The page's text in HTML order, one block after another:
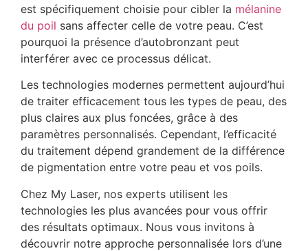
est spécifiquement choisie pour cibler la mélanine
du poil sans affecter celle de votre peau. C’est
pourquoi la présence d’autobronzant peut
interférer avec ce processus délicat.
Les technologies modernes permettent aujourd’hui
de traiter efficacement tous les types de peau, des
plus claires aux plus foncées, grâce à des
paramètres personnalisés. Cependant, l’efficacité
du traitement dépend grandement de la différence
de pigmentation entre votre peau et vos poils.
Chez My Laser, nos experts utilisent les
technologies les plus avancées pour vous offrir
des résultats optimaux. Nous vous invitons à
découvrir notre approche personnalisée lors d’une